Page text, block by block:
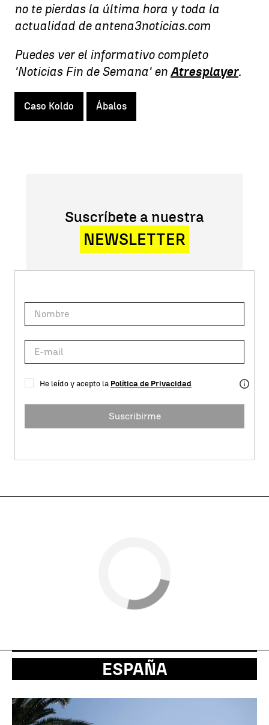
no te pierdas la última hora y toda la
actualidad de antena3noticias.com
Puedes ver el informativo completo
'Noticias Fin de Semana' en Atresplayer.
Caso Koldo Ábalos
Suscríbete a nuestra
NEWSLETTER
He leído y acepto la Política de Privacidad
Suscribirme
ESPAÑA